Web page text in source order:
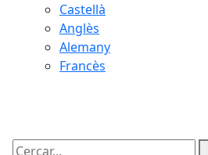
Castellà
Anglès
Alemany
Francès